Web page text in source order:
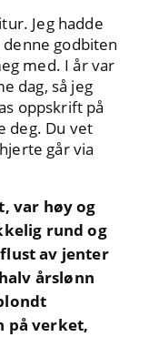
Jeg hadde
godbiten
med. I år var
dag, så jeg
oppskrift på
deg. Du vet
går via
var høy og
rund og
av jenter
årslønn
på verket,